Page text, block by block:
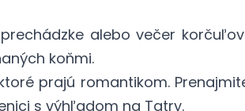
alebo večer
koňmi.
prajú romantikom.
s výhľadom na Tatry.